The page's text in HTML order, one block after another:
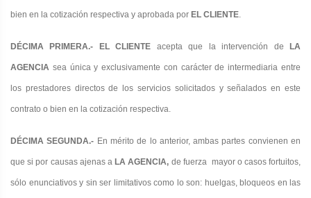
bien en la cotización respectiva y aprobada por EL CLIENTE.
DÉCIMA PRIMERA.- EL CLIENTE acepta que la intervención de LA
AGENCIA sea única y exclusivamente con carácter de intermediaria entre
los prestadores directos de los servicios solicitados y señalados en este
contrato o bien en la cotización respectiva.
DÉCIMA SEGUNDA.- En mérito de lo anterior, ambas partes convienen en
que si por causas ajenas a LA AGENCIA, de fuerza mayor o casos fortuitos,
sólo enunciativos y sin ser limitativos como lo son: huelgas, bloqueos en las